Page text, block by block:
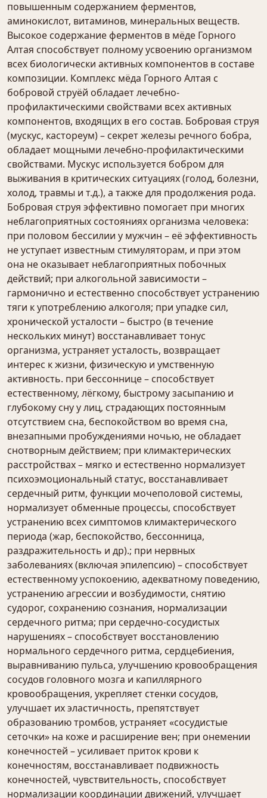
повышенным содержанием ферментов,
аминокислот, витаминов, минеральных веществ.
Высокое содержание ферментов в мёде Горного
Алтая способствует полному усвоению организмом
всех биологически активных компонентов в составе
композиции. Комплекс мёда Горного Алтая с
бобровой струёй обладает лечебно-
профилактическими свойствами всех активных
компонентов, входящих в его состав. Бобровая струя
(мускус, кастореум) – секрет железы речного бобра,
обладает мощными лечебно-профилактическими
свойствами. Мускус используется бобром для
выживания в критических ситуациях (голод, болезни,
холод, травмы и т.д.), а также для продолжения рода.
Бобровая струя эффективно помогает при многих
неблагоприятных состояниях организма человека:
при половом бессилии у мужчин – её эффективность
не уступает известным стимуляторам, и при этом
она не оказывает неблагоприятных побочных
действий; при алкогольной зависимости –
гармонично и естественно способствует устранению
тяги к употреблению алкоголя; при упадке сил,
хронической усталости – быстро (в течение
нескольких минут) восстанавливает тонус
организма, устраняет усталость, возвращает
интерес к жизни, физическую и умственную
активность. при бессоннице – способствует
естественному, лёгкому, быстрому засыпанию и
глубокому сну у лиц, страдающих постоянным
отсутствием сна, беспокойством во время сна,
внезапными пробуждениями ночью, не обладает
снотворным действием; при климактерических
расстройствах – мягко и естественно нормализует
психоэмоциональный статус, восстанавливает
сердечный ритм, функции мочеполовой системы,
нормализует обменные процессы, способствует
устранению всех симптомов климактерического
периода (жар, беспокойство, бессонница,
раздражительность и др).; при нервных
заболеваниях (включая эпилепсию) – способствует
естественному успокоению, адекватному поведению,
устранению агрессии и возбудимости, снятию
судорог, сохранению сознания, нормализации
сердечного ритма; при сердечно-сосудистых
нарушениях – способствует восстановлению
нормального сердечного ритма, сердцебиения,
выравниванию пульса, улучшению кровообращения
сосудов головного мозга и капиллярного
кровообращения, укрепляет стенки сосудов,
улучшает их эластичность, препятствует
образованию тромбов, устраняет «сосудистые
сеточки» на коже и расширение вен; при онемении
конечностей – усиливает приток крови к
конечностям, восстанавливает подвижность
конечностей, чувствительность, способствует
нормализации координации движений, улучшает